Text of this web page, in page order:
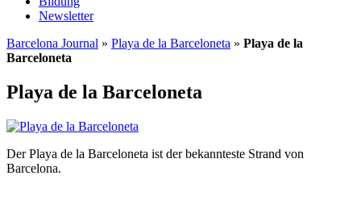
Newsletter
Barcelona Journal » Playa de la Barceloneta » Playa de la
Barceloneta
Playa de la Barceloneta
Der Playa de la Barceloneta ist der bekannteste Strand von
Barcelona.